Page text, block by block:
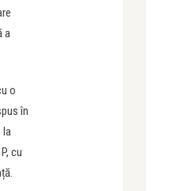
a
o
în
la
cu